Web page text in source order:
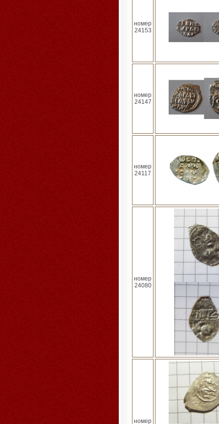
номер
24153
номер
24147
номер
24117
номер
24080
номер